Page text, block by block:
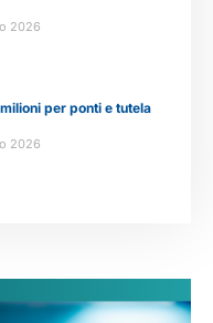
2026
per ponti e tutela
2026